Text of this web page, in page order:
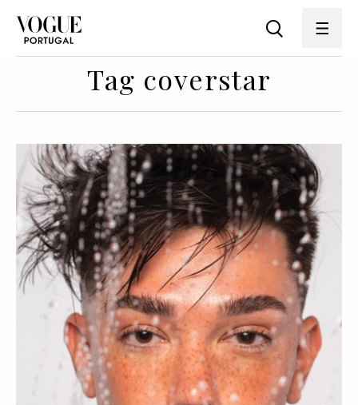
Tag coverstar